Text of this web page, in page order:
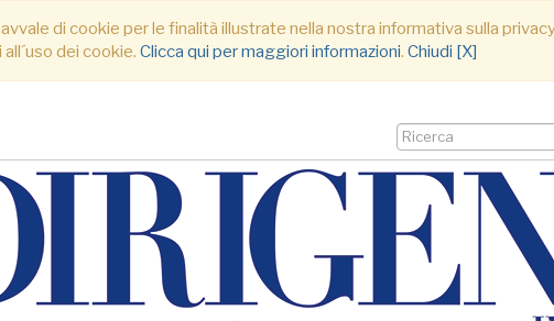
di cookie per le finalità illustrate nella nostra informativa sulla
dei cookie. Clicca qui per maggiori informazioni. Chiudi [X]